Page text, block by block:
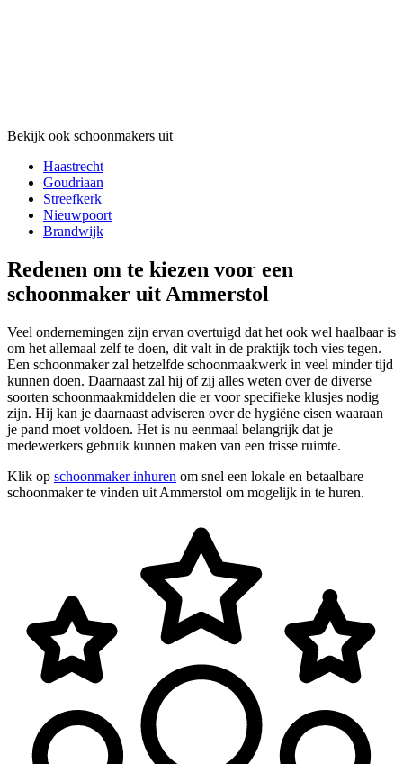
Bekijk ook schoonmakers uit
Haastrecht
Goudriaan
Streefkerk
Nieuwpoort
Brandwijk
Redenen om te kiezen voor een
schoonmaker uit Ammerstol
Veel ondernemingen zijn ervan overtuigd dat het ook wel haalbaar is
om het allemaal zelf te doen, dit valt in de praktijk toch vies tegen.
Een schoonmaker zal hetzelfde schoonmaakwerk in veel minder tijd
kunnen doen. Daarnaast zal hij of zij alles weten over de diverse
soorten schoonmaakmiddelen die er voor specifieke klusjes nodig
zijn. Hij kan je daarnaast adviseren over de hygiëne eisen waaraan
je pand moet voldoen. Het is nu eenmaal belangrijk dat je
medewerkers gebruik kunnen maken van een frisse ruimte.
Klik op schoonmaker inhuren om snel een lokale en betaalbare
schoonmaker te vinden uit Ammerstol om mogelijk in te huren.